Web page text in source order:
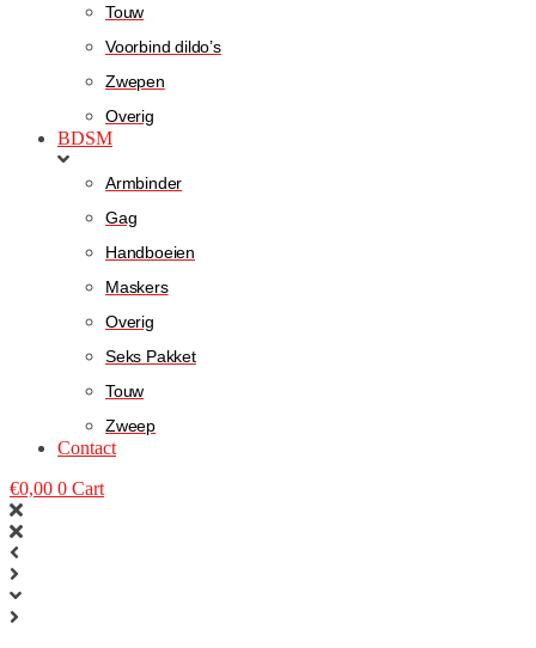
Touw
Voorbind dildo’s
Zwepen
Overig
BDSM
Armbinder
Gag
Handboeien
Maskers
Overig
Seks Pakket
Touw
Zweep
Contact
€0,00 0 Cart